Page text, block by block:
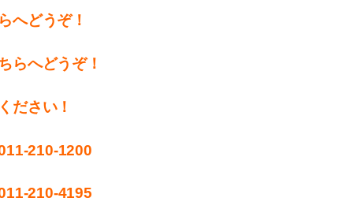
へどうぞ！
らへどうぞ！
ださい！
1200
210-4195